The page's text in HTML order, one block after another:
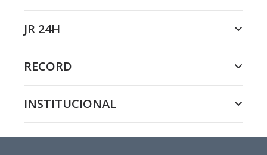
JR 24H
RECORD
INSTITUCIONAL